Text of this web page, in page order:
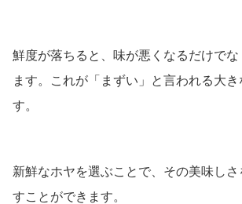
鮮度が落ちると、味が悪くなるだけでな
ます。これが「まずい」と言われる大
す。
新鮮なホヤを選ぶことで、その美味し
すことができます。